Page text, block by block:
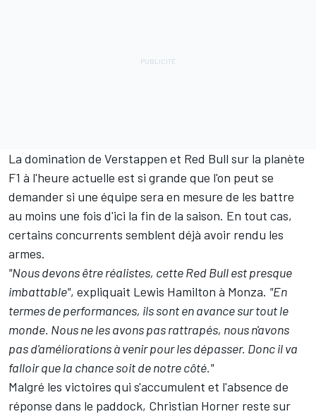
La domination de Verstappen et Red Bull sur la planète
F1 à l'heure actuelle est si grande que l'on peut se
demander si une équipe sera en mesure de les battre
au moins une fois d'ici la fin de la saison. En tout cas,
certains concurrents semblent déjà avoir rendu les
armes.
"Nous devons être réalistes, cette Red Bull est presque
imbattable", expliquait Lewis Hamilton à Monza. "En
termes de performances, ils sont en avance sur tout le
monde. Nous ne les avons pas rattrapés, nous n'avons
pas d'améliorations à venir pour les dépasser. Donc il va
falloir que la chance soit de notre côté."
Malgré les victoires qui s'accumulent et l'absence de
réponse dans le paddock, Christian Horner reste sur